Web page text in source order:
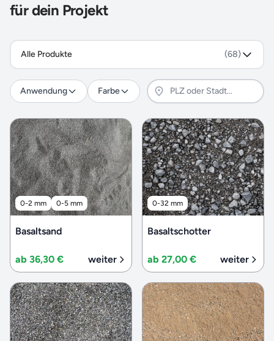
für dein Projekt
Alle Produkte (68)
Anwendung Farbe
0-2 mm 0-5 mm
Basaltsand
ab 36,30 € weiter
0-32 mm
Basaltschotter
ab 27,00 € weiter